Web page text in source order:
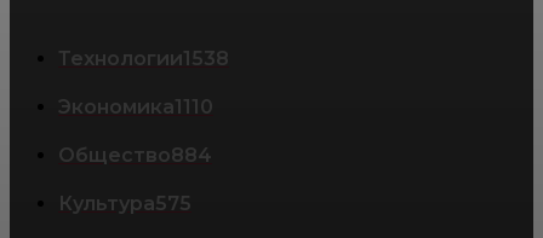
Технологии1538
Экономика1110
Общество884
Культура575